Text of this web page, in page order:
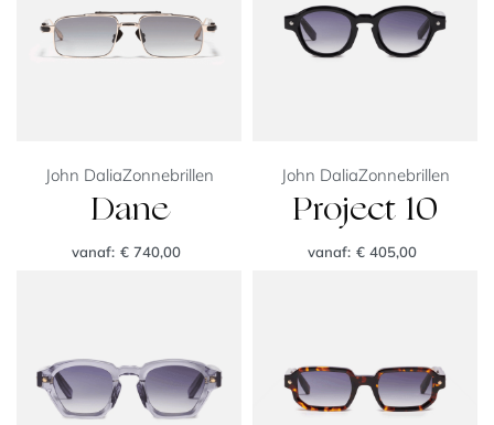
John DaliaZonnebrillen
Dane
vanaf: € 740,00
John DaliaZonnebrillen
Project 10
vanaf: € 405,00